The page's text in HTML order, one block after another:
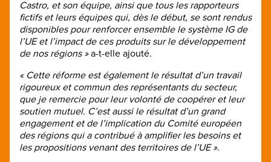
Castro, et son équipe, ainsi que tous les rapporteurs
fictifs et leurs équipes qui, dès le début, se sont rendus
disponibles pour renforcer ensemble le système IG de
l’UE et l’impact de ces produits sur le développement
de nos régions »a-t-elle ajouté.
« Cette réforme est également le résultat d’un travail
rigoureux et commun des représentants du secteur,
que je remercie pour leur volonté de coopérer et leur
soutien mutuel. C’est aussi le résultat d’un grand
engagement et de l’implication du Comité européen
des régions qui a contribué à amplifier les besoins et
les propositions venant des territoires de l’UE ».